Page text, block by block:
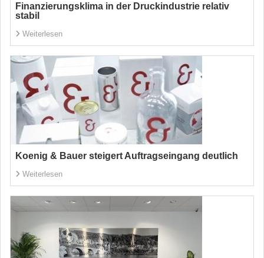
Finanzierungsklima in der Druckindustrie relativ
stabil
Weiterlesen
Koenig & Bauer steigert Auftragseingang deutlich
Weiterlesen